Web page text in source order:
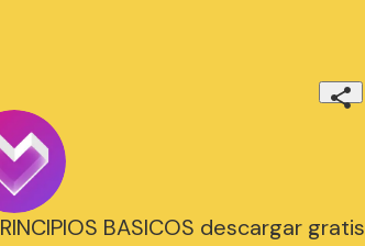
BASICOS descargar gratis